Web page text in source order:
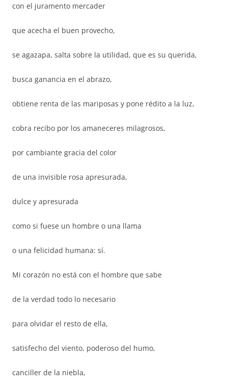
con el juramento mercader
que acecha el buen provecho,
se agazapa, salta sobre la utilidad, que es su querida,
busca ganancia en el abrazo,
obtiene renta de las mariposas y pone rédito a la luz,
cobra recibo por los amaneceres milagrosos,
por cambiante gracia del color
de una invisible rosa apresurada,
dulce y apresurada
como si fuese un hombre o una llama
o una felicidad humana: sí.
Mi corazón no está con el hombre que sabe
de la verdad todo lo necesario
para olvidar el resto de ella,
satisfecho del viento, poderoso del humo,
canciller de la niebla,